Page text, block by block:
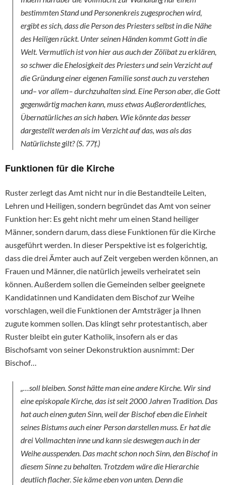
bestimmten Stand und Personenkreis zugesprochen wird,
ergibt es sich, dass die Person des Priesters selbst in die Nähe
des Heiligen rückt. Unter seinen Händen kommt Gott in die
Welt. Vermutlich ist von hier aus auch der Zölibat zu erklären,
so schwer die Ehelosigkeit des Priesters und sein Verzicht auf
die Gründung einer eigenen Familie sonst auch zu verstehen
und– vor allem– durchzuhalten sind. Eine Person aber, die Gott
gegenwärtig machen kann, muss etwas Außerordentliches,
Übernatürliches an sich haben. Wie könnte das besser
dargestellt werden als im Verzicht auf das, was als das
Natürlichste gilt? (S. 77f.)
Funktionen für die Kirche
Ruster zerlegt das Amt nicht nur in die Bestandteile Leiten,
Lehren und Heiligen, sondern begründet das Amt von seiner
Funktion her: Es geht nicht mehr um einen Stand heiliger
Männer, sondern darum, dass diese Funktionen für die Kirche
ausgeführt werden. In dieser Perspektive ist es folgerichtig,
dass die drei Ämter auch auf Zeit vergeben werden können, an
Frauen und Männer, die natürlich jeweils verheiratet sein
können. Außerdem sollen die Gemeinden selber geeignete
Kandidatinnen und Kandidaten dem Bischof zur Weihe
vorschlagen, weil die Funktionen der Amtsträger ja Ihnen
zugute kommen sollen. Das klingt sehr protestantisch, aber
Ruster bleibt ein guter Katholik, insofern als er das
Bischofsamt von seiner Dekonstruktion ausnimmt: Der
Bischof…
„…soll bleiben. Sonst hätte man eine andere Kirche. Wir sind
eine episkopale Kirche, das ist seit 2000 Jahren Tradition. Das
hat auch einen guten Sinn, weil der Bischof eben die Einheit
seines Bistums auch einer Person darstellen muss. Er hat die
drei Vollmachten inne und kann sie deswegen auch in der
Weihe ausspenden. Das macht schon noch Sinn, den Bischof in
diesem Sinne zu behalten. Trotzdem wäre die Hierarchie
deutlich flacher. Sie käme eben von unten. Denn die